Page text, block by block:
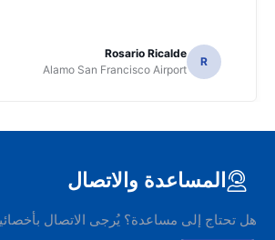
R
Rosario Ricalde
Alamo San Francisco Airport
المساعدة والاتصال
هل تحتاج إلى مساعدة؟ يُرجى الاتصال